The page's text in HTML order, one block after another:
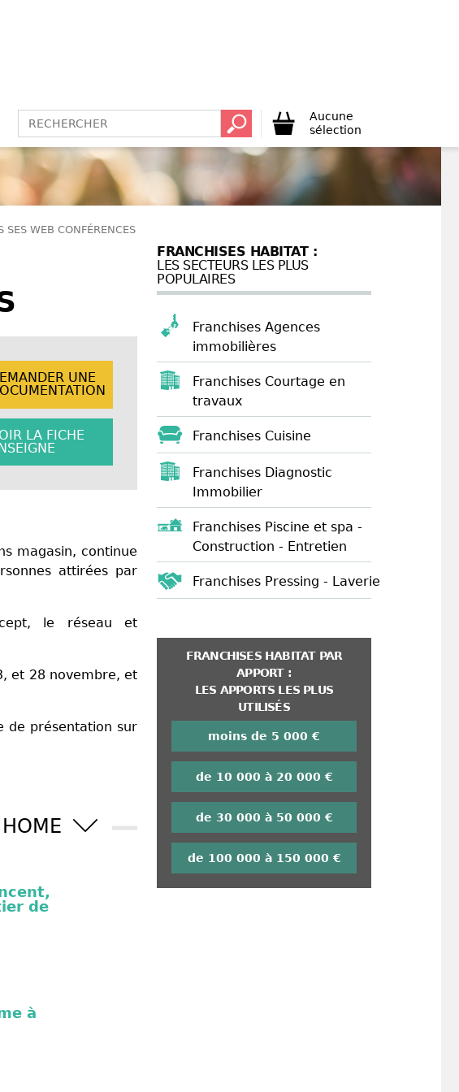
Aucune
sélection
SES WEB CONFÉRENCES
UNE
LA FICHE
magasin, continue
attirées par
le réseau et
et 28 novembre, et
de présentation sur
de
à
FRANCHISES HABITAT :
LES SECTEURS LES PLUS
POPULAIRES
Franchises Agences
immobilières
Franchises Courtage en
travaux
Franchises Cuisine
Franchises Diagnostic
Immobilier
Franchises Piscine et spa -
Construction - Entretien
Franchises Pressing - Laverie
FRANCHISES HABITAT PAR
APPORT :
LES APPORTS LES PLUS
UTILISÉS
moins de 5 000 €
de 10 000 à 20 000 €
de 30 000 à 50 000 €
de 100 000 à 150 000 €